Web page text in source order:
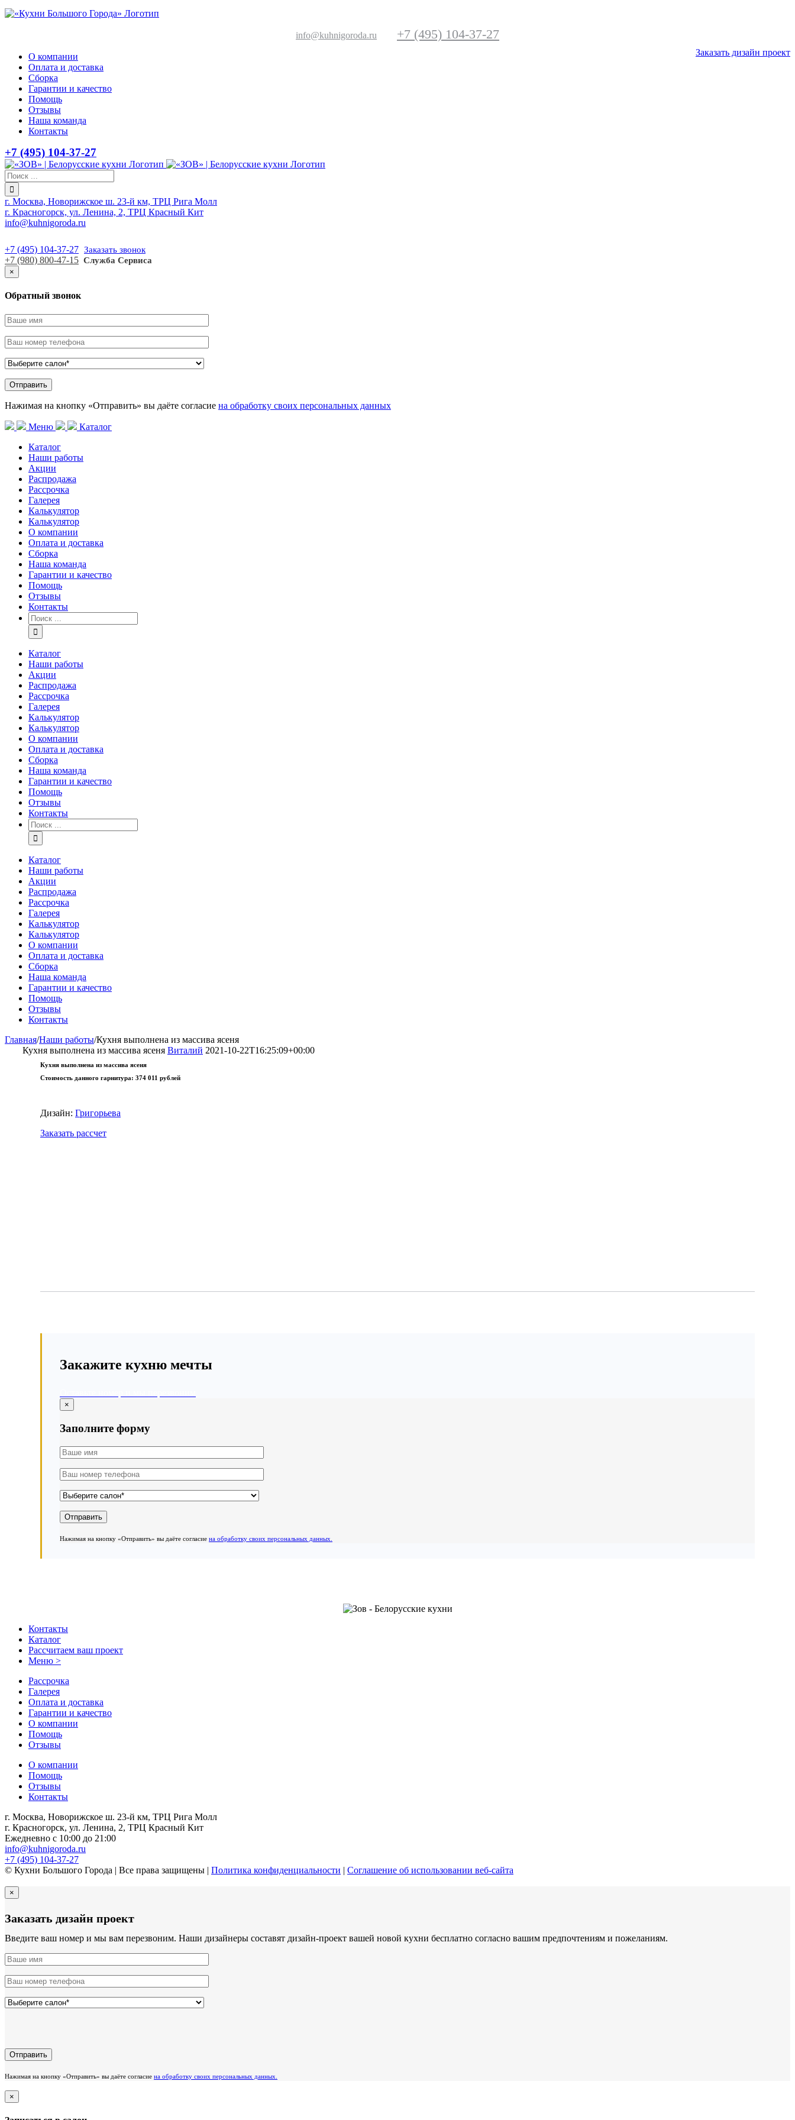
info@kuhnigoroda.ru +7 (495) 104-37-27
Заказать дизайн проект
О компании
Оплата и доставка
Сборка
Гарантии и качество
Помощь
Отзывы
Наша команда
Контакты
+7 (495) 104-37-27
г. Москва, Новорижское ш. 23-й км, ТРЦ Рига Молл
г. Красногорск, ул. Ленина, 2, ТРЦ Красный Кит
info@kuhnigoroda.ru
+7 (495) 104-37-27 Заказать звонок
+7 (980) 800-47-15 Служба Сервиса
×
Обратный звонок
Нажимая на кнопку «Отправить» вы даёте согласие на обработку своих персональных данных
Меню
Каталог
Каталог
Наши работы
Акции
Распродажа
Рассрочка
Галерея
Калькулятор
Калькулятор
О компании
Оплата и доставка
Сборка
Наша команда
Гарантии и качество
Помощь
Отзывы
Контакты
Каталог
Наши работы
Акции
Распродажа
Рассрочка
Галерея
Калькулятор
Калькулятор
О компании
Оплата и доставка
Сборка
Наша команда
Гарантии и качество
Помощь
Отзывы
Контакты
Каталог
Наши работы
Акции
Распродажа
Рассрочка
Галерея
Калькулятор
Калькулятор
О компании
Оплата и доставка
Сборка
Наша команда
Гарантии и качество
Помощь
Отзывы
Контакты
Главная/Наши работы/Кухня выполнена из массива ясеня
Кухня выполнена из массива ясеня Виталий 2021-10-22T16:25:09+00:00
Кухня выполнена из массива ясеня
Стоимость данного гарнитура: 374 011 рублей
Дизайн: Григорьева
Заказать рассчет
Закажите кухню мечты
×
Заполните форму
Нажимая на кнопку «Отправить» вы даёте согласие на обработку своих персональных данных.
Контакты
Каталог
Рассчитаем ваш проект
Меню >
Рассрочка
Галерея
Оплата и доставка
Гарантии и качество
О компании
Помощь
Отзывы
О компании
Помощь
Отзывы
Контакты
г. Москва, Новорижское ш. 23-й км, ТРЦ Рига Молл
г. Красногорск, ул. Ленина, 2, ТРЦ Красный Кит
Ежедневно с 10:00 до 21:00
info@kuhnigoroda.ru
+7 (495) 104-37-27
© Кухни Большого Города | Все права защищены | Политика конфиденциальности | Соглашение об использовании веб-сайта
×
Заказать дизайн проект
Введите ваш номер и мы вам перезвоним. Наши дизайнеры составят дизайн-проект вашей новой кухни бесплатно согласно вашим предпочтениям и пожеланиям.
Нажимая на кнопку «Отправить» вы даёте согласие на обработку своих персональных данных.
×